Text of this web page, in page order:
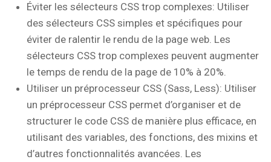
Éviter les sélecteurs CSS trop complexes: Utiliser
des sélecteurs CSS simples et spécifiques pour
éviter de ralentir le rendu de la page web. Les
sélecteurs CSS trop complexes peuvent augmenter
le temps de rendu de la page de 10% à 20%.
Utiliser un préprocesseur CSS (Sass, Less): Utiliser
un préprocesseur CSS permet d’organiser et de
structurer le code CSS de manière plus efficace, en
utilisant des variables, des fonctions, des mixins et
d’autres fonctionnalités avancées. Les